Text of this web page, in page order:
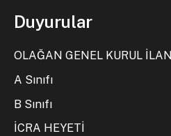
Duyurular
OLAĞAN GENEL KURUL İLANI
A Sınıfı
B Sınıfı
İCRA HEYETİ